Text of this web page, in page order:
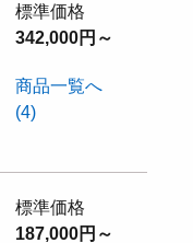
標準価格
342,000円～
商品一覧へ
(4)
標準価格
187,000円～